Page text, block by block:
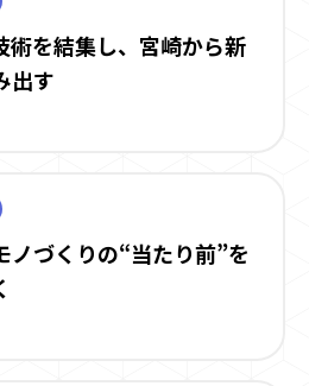
術を結集し、宮崎から新
出す
ノづくりの“当たり前”を